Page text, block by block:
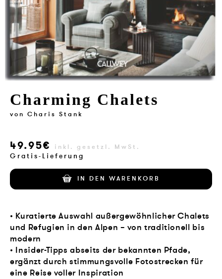
Charming Chalets
von Charis Stank
49.95€ inkl. gesetzl. MwSt.
Gratis-Lieferung
IN DEN WARENKORB
• Kuratierte Auswahl außergewöhnlicher Chalets
und Refugien in den Alpen – von traditionell bis
modern
• Insider-Tipps abseits der bekannten Pfade,
ergänzt durch stimmungsvolle Fotostrecken für
eine Reise voller Inspiration